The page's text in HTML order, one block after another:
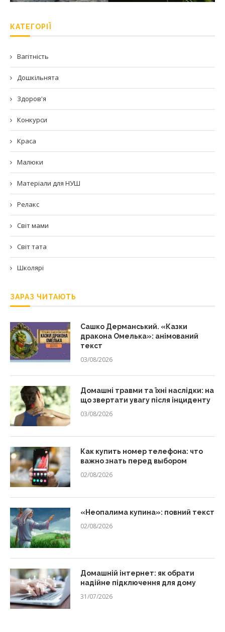
КАТЕГОРІЇ
Вагітність
Дошкільнята
Здоров'я
Конкурси
Краса
Малюки
Матеріали для НУШ
Релакс
Світ мами
Світ тата
Школярі
ЗАРАЗ ЧИТАЮТЬ
Сашко Дерманський. «Казки
дракона Омелька»: анімований
текст
03/08/2026
Домашні травми та їхні наслідки: на
що звертати увагу після інциденту
03/08/2026
Как купить номер телефона: что
важно знать перед выбором
02/08/2026
«Неопалима купина»: повний текст
02/08/2026
Домашній інтернет: як обрати
надійне підключення для дому
31/07/2026